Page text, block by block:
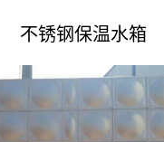
不锈钢保温水箱